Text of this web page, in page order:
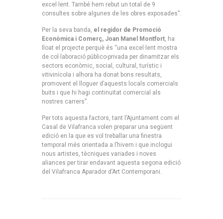
excel·lent. També hem rebut un total de 9
consultes sobre algunes de les obres exposades”.
Per la seva banda, el regidor de Promoció
Econòmica i Comerç, Joan Manel Montfort, ha
lloat el projecte perquè és “una excel·lent mostra
de col·laboració público-privada per dinamitzar els
sectors econòmic, social, cultural, turístic i
vitivinícola i alhora ha donat bons resultats,
promovent el lloguer d’aquests locals comercials
buits i que hi hagi continuïtat comercial als
nostres carrers”.
Per tots aquesta factors, tant l’Ajuntament com el
Casal de Vilafranca volen preparar una següent
edició en la que es vol treballar una finestra
temporal més orientada a l’hivern i que inclogui
nous artistes, tècniques variades i noves
aliances per tirar endavant aquesta segona edició
del Vilafranca Aparador d’Art Contemporani.